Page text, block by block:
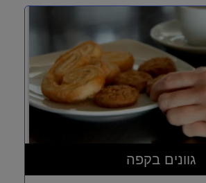
גוונים בקפה